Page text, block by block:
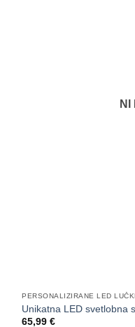
NI
PERSONALIZIRANE LED
Unikatna LED svetlobna
65,99€